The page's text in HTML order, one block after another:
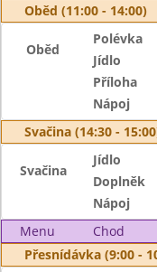
Oběd (11:00 - 14:00)
Oběd
Polévka
Jídlo
Příloha
Nápoj
Svačina (14:30 -
Svačina
Jídlo
Doplněk
Nápoj
Menu
Chod
Přesnídávka (9:00 -